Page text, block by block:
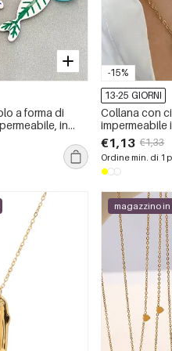
a forma di
in
oro, per
-15%
13-25 GIORNI
Collana con
impermeabile
da 1 pezzo
€1,13 €1,33
Ordine min. di 1
magazzino in